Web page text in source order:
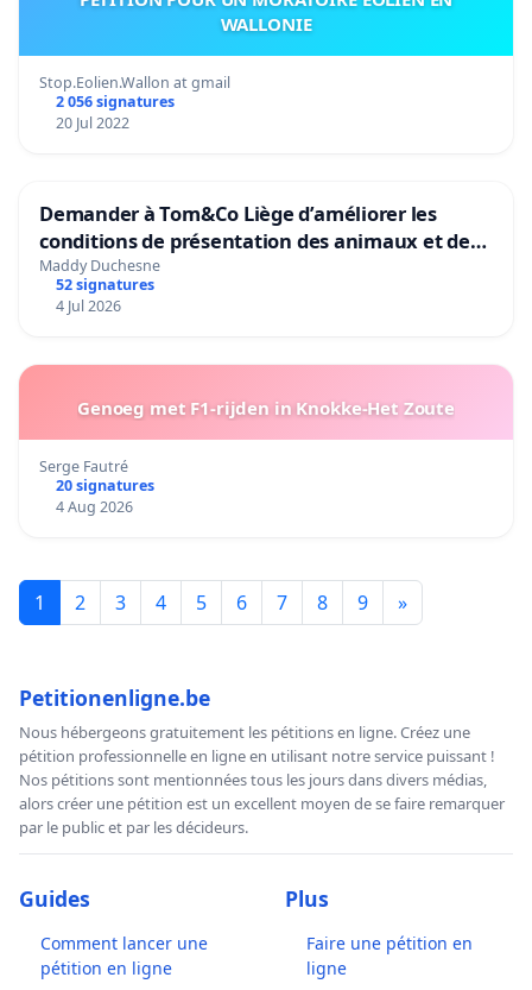
WALLONIE
Stop.Eolien.Wallon at gmail
2 056 signatures
20 Jul 2022
Demander à Tom&Co Liège d’améliorer les
conditions de présentation des animaux et de
mettre fin à la vente d’animaux en magasin
Maddy Duchesne
52 signatures
4 Jul 2026
Genoeg met F1-rijden in Knokke-Het Zoute
Serge Fautré
20 signatures
4 Aug 2026
1 2 3 4 5 6 7 8 9 »
Petitionenligne.be
Nous hébergeons gratuitement les pétitions en ligne. Créez une
pétition professionnelle en ligne en utilisant notre service puissant !
Nos pétitions sont mentionnées tous les jours dans divers médias,
alors créer une pétition est un excellent moyen de se faire remarquer
par le public et par les décideurs.
Guides
Comment lancer une
pétition en ligne
Plus
Faire une pétition en
ligne